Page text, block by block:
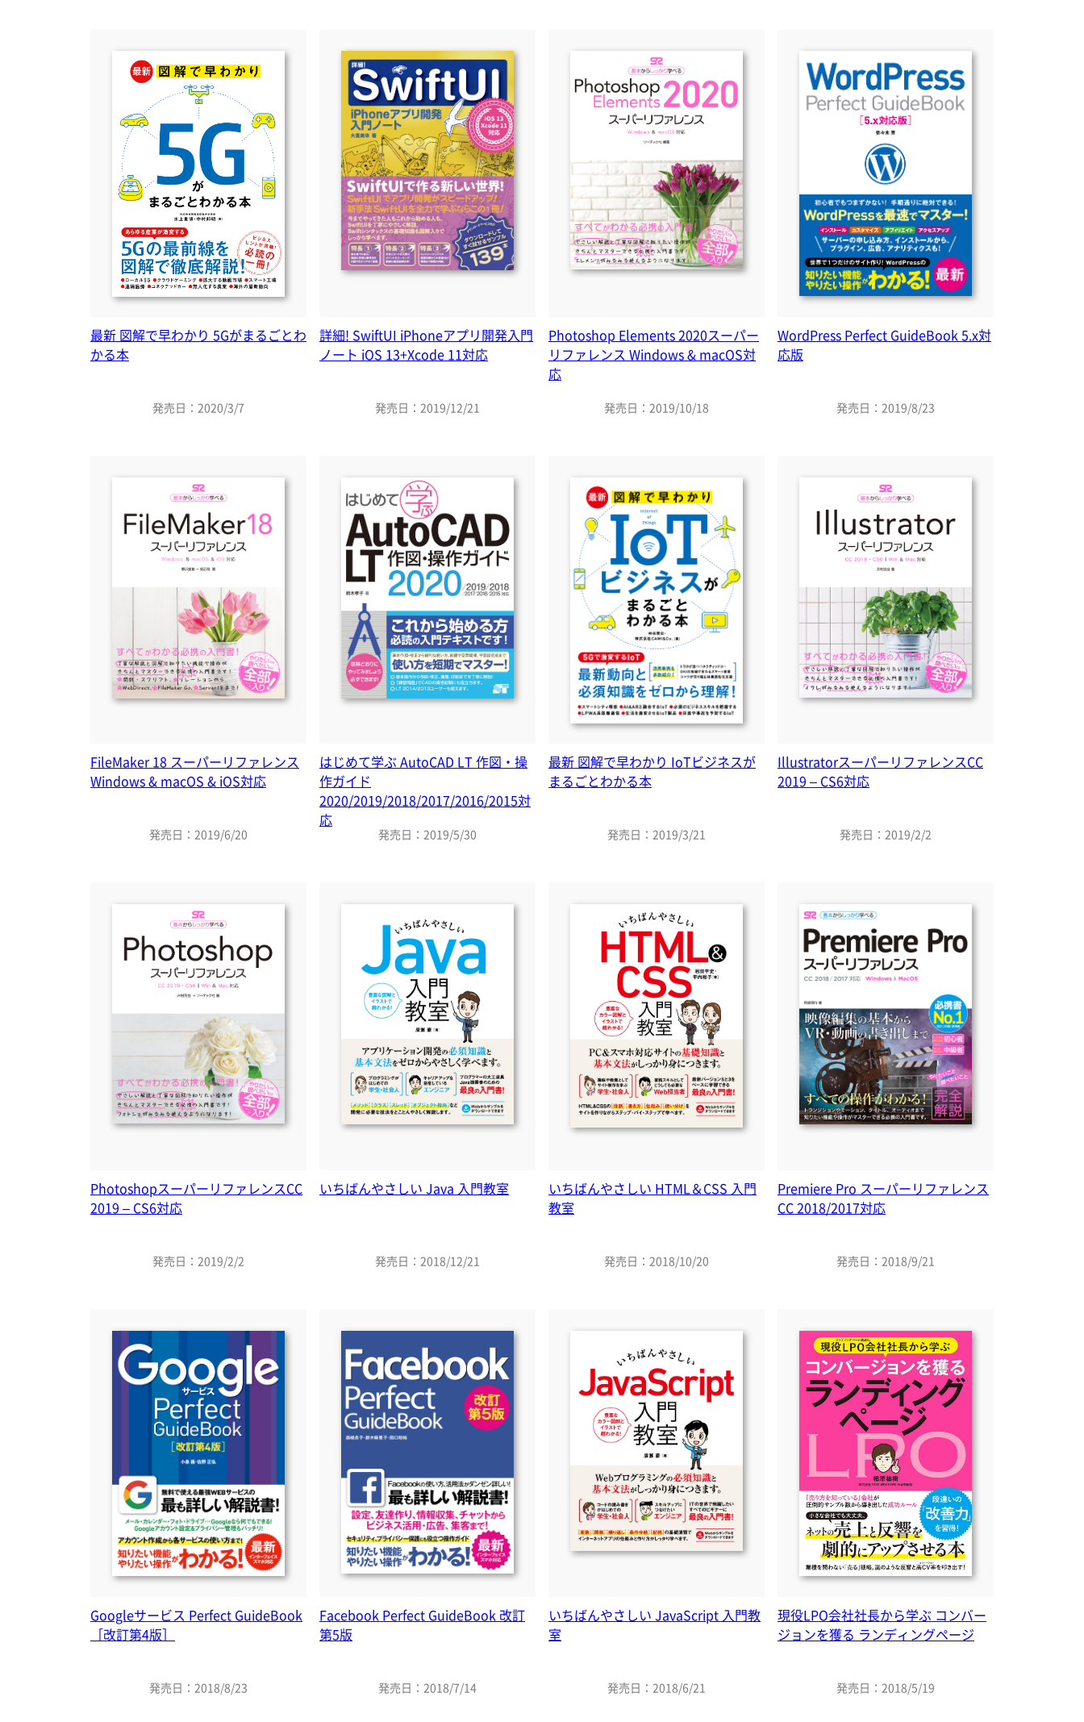
最新 図解で早わかり 5Gがまるごとわ
かる本
発売日：2020/3/7
詳細! SwiftUI iPhoneアプリ開発入門
ノート iOS 13+Xcode 11対応
発売日：2019/12/21
Photoshop Elements 2020スーパー
リファレンス Windows & macOS対
応
発売日：2019/10/18
WordPress Perfect GuideBook 5.x対
応版
発売日：2019/8/23
FileMaker 18 スーパーリファレンス
Windows & macOS & iOS対応
発売日：2019/6/20
はじめて学ぶ AutoCAD LT 作図・操
作ガイド
2020/2019/2018/2017/2016/2015対
応
発売日：2019/5/30
最新 図解で早わかり IoTビジネスが
まるごとわかる本
発売日：2019/3/21
IllustratorスーパーリファレンスCC
2019 – CS6対応
発売日：2019/2/2
PhotoshopスーパーリファレンスCC
2019 – CS6対応
発売日：2019/2/2
いちばんやさしい Java 入門教室
発売日：2018/12/21
いちばんやさしい HTML＆CSS 入門
教室
発売日：2018/10/20
Premiere Pro スーパーリファレンス
CC 2018/2017対応
発売日：2018/9/21
Googleサービス Perfect GuideBook
［改訂第4版］
発売日：2018/8/23
Facebook Perfect GuideBook 改訂
第5版
発売日：2018/7/14
いちばんやさしい JavaScript 入門教
室
発売日：2018/6/21
現役LPO会社社長から学ぶ コンバー
ジョンを獲る ランディングページ
発売日：2018/5/19